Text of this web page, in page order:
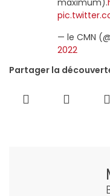
maximum).
— le CMN
2022
Partager la